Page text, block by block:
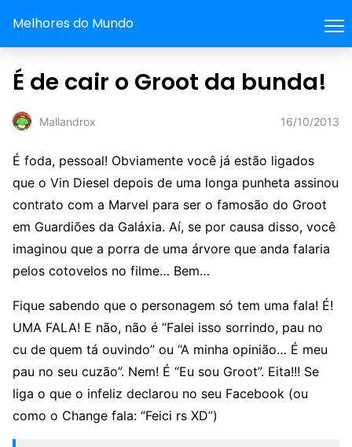
Melhores do Mundo
É de cair o Groot da bunda!
Mallandrox 16/10/2013
É foda, pessoal! Obviamente você já estão ligados
que o Vin Diesel depois de uma longa punheta assinou
contrato com a Marvel para ser o famosão do Groot
em Guardiões da Galáxia. Aí, se por causa disso, você
imaginou que a porra de uma árvore que anda falaria
pelos cotovelos no filme… Bem…
Fique sabendo que o personagem só tem uma fala! É!
UMA FALA! E não, não é “Falei isso sorrindo, pau no
cu de quem tá ouvindo” ou “A minha opinião… É meu
pau no seu cuzão”. Nem! É “Eu sou Groot”. Eita!!! Se
liga o que o infeliz declarou no seu Facebook (ou
como o Change fala: “Feici rs XD”)